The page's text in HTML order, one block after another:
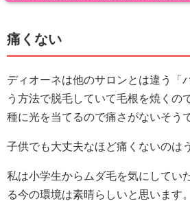
痛くない
ディオーネは他のサロンとは違う「
う方法で脱毛していて毛根を焼くの
種に光を当てるので痛さがないそう
子供でも大丈夫なほど痛くないのは
私は小学生からムダ毛を気にしてい
る今の環境は素晴らしいと思います。